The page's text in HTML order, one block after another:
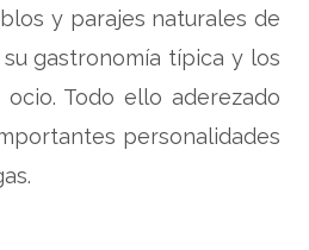
y parajes naturales de
gastronomía típica y los
Todo ello aderezado
personalidades